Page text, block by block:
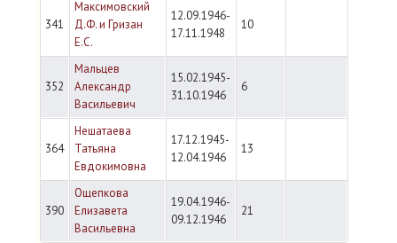
341
Максимовский
Д.Ф. и Гризан
Е.С.
12.09.1946-
17.11.1948
10
352
Мальцев
Александр
Васильевич
15.02.1945-
31.10.1946
6
364
Нешатаева
Татьяна
Евдокимовна
17.12.1945-
12.04.1946
13
390
Ощепкова
Елизавета
Васильевна
19.04.1946-
09.12.1946
21